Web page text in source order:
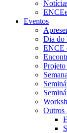
Eventos
Dia do
ENCE
Outros